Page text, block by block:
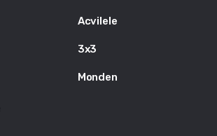
Acvilele
3x3
Monden